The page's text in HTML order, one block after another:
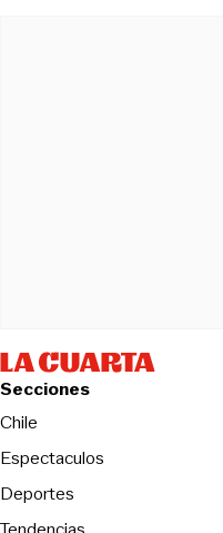
Secciones
Chile
Espectaculos
Deportes